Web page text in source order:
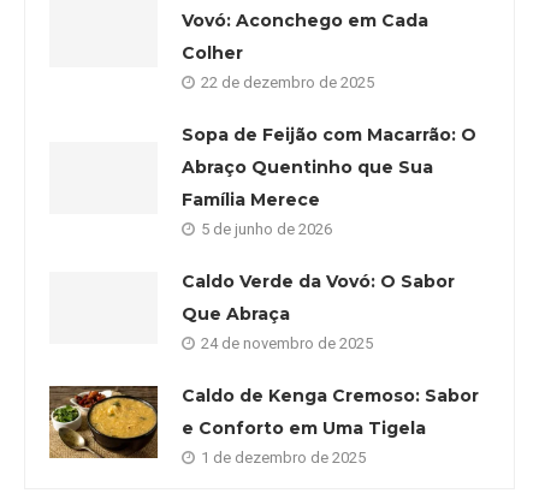
Vovó: Aconchego em Cada
Colher
22 de dezembro de 2025
Sopa de Feijão com Macarrão: O
Abraço Quentinho que Sua
Família Merece
5 de junho de 2026
Caldo Verde da Vovó: O Sabor
Que Abraça
24 de novembro de 2025
Caldo de Kenga Cremoso: Sabor
e Conforto em Uma Tigela
1 de dezembro de 2025